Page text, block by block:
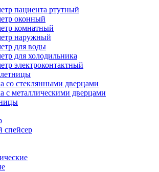
пациента ртутный
оконный
комнатный
наружный
для воды
для холодильника
электроконтактный
со стеклянными дверцами
с металлическими дверцами
спейсер